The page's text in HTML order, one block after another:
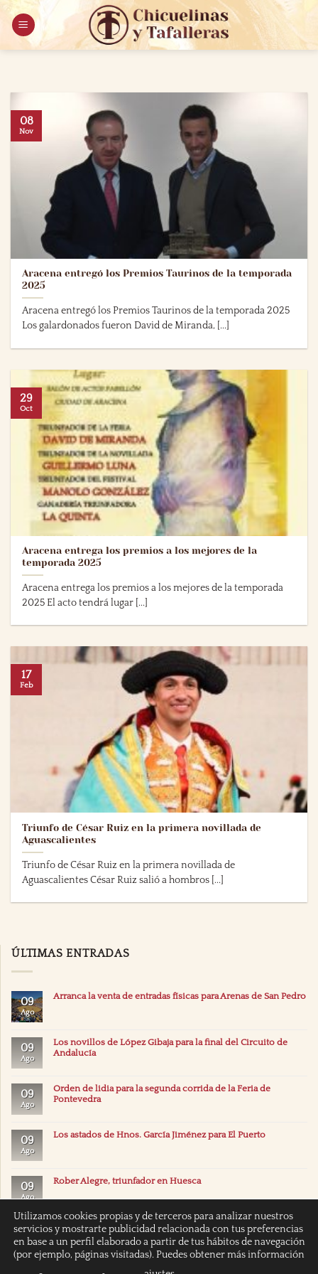
Saltar
contenido
Aracena entregó los Premios Taurinos de la temporada
2025
Aracena entregó los Premios Taurinos de la temporada 2025
Los galardonados fueron David de Miranda, [...]
08
Nov
Aracena entrega los premios a los mejores de la
temporada 2025
Aracena entrega los premios a los mejores de la temporada
2025 El acto tendrá lugar [...]
29
Oct
Triunfo de César Ruiz en la primera novillada de
Aguascalientes
Triunfo de César Ruiz en la primera novillada de
Aguascalientes César Ruiz salió a hombros [...]
17
Feb
ÚLTIMAS ENTRADAS
09
Ago
Arranca la venta de entradas físicas para Arenas de San Pedro
09
Ago
Los novillos de López Gibaja para la final del Circuito de
Andalucía
09
Ago
Orden de lidia para la segunda corrida de la Feria de
Pontevedra
09
Ago
Los astados de Hnos. García Jiménez para El Puerto
09
Ago
Rober Alegre, triunfador en Huesca
Utilizamos cookies propias y de terceros para analizar nuestros
servicios y mostrarte publicidad relacionada con tus preferencias
en base a un perfil elaborado a partir de tus hábitos de navegación
(por ejemplo, páginas visitadas). Puedes obtener más información